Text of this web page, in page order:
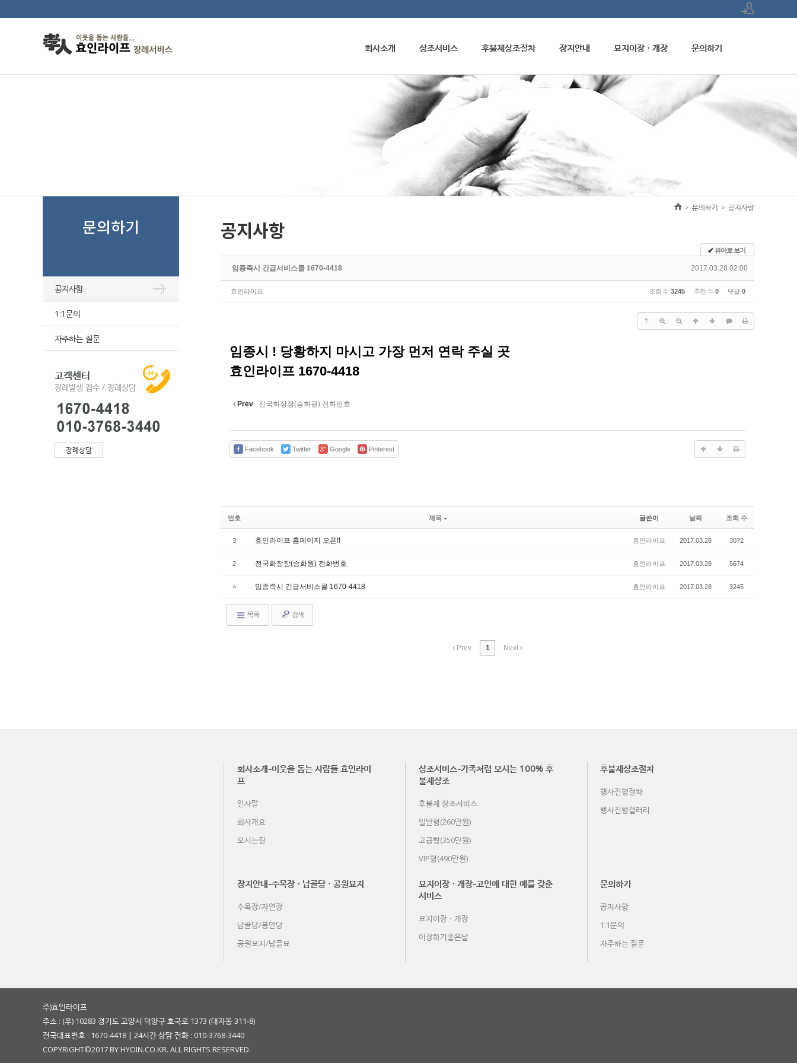
회사소개 상조서비스 후불제상조절차 장지안내 묘지이장ㆍ개장 문의하기
문의하기
공지사항
1:1문의
자주하는 질문
고객센터
장례상담
장례발생 접수 / 장례상담
> 문의하기 > 공지사항
공지사항
✔뷰어로 보기
2017.03.28 02:00
임종즉시 긴급서비스콜 1670-4418
효인라이프 조회 수 3245 추천 수 0 댓글 0
?
임종시 ! 당황하지 마시고 가장 먼저 연락 주실 곳
효인라이프 1670-4418
Prev 전국화장장(승화원) 전화번호
Facebook Twitter Google Pinterest
번호 제목 글쓴이 날짜 조회 수
3 효인라이프 홈페이지 오픈!! 효인라이프 2017.03.28 3072
2 전국화장장(승화원) 전화번호 효인라이프 2017.03.28 5674
» 임종즉시 긴급서비스콜 1670-4418 효인라이프 2017.03.28 3245
목록 검색
Prev 1 Next
회사소개-이웃을 돕는 사람들 효인라이
프
인사말
회사개요
오시는길
상조서비스-가족처럼 모시는 100% 후
불제상조
후불제 상조서비스
일반형(260만원)
고급형(350만원)
VIP형(490만원)
후불제상조절차
행사진행절차
행사진행갤러리
장지안내-수목장ㆍ납골당ㆍ공원묘지
수목장/자연장
납골당/봉안당
공원묘지/납골묘
묘지이장ㆍ개장-고인에 대한 예를 갖춘
서비스
묘지이장ㆍ개장
이장하기좋은날
문의하기
공지사항
1:1문의
자주하는 질문
주)효인라이프
주소 : (우) 10283 경기도 고양시 덕양구 호국로 1373 (대자동 311-8)
전국대표번호 : 1670-4418 | 24시간 상담 전화 : 010-3768-3440
COPYRIGHT©2017 BY HYOIN.CO.KR. ALL RIGHTS RESERVED.